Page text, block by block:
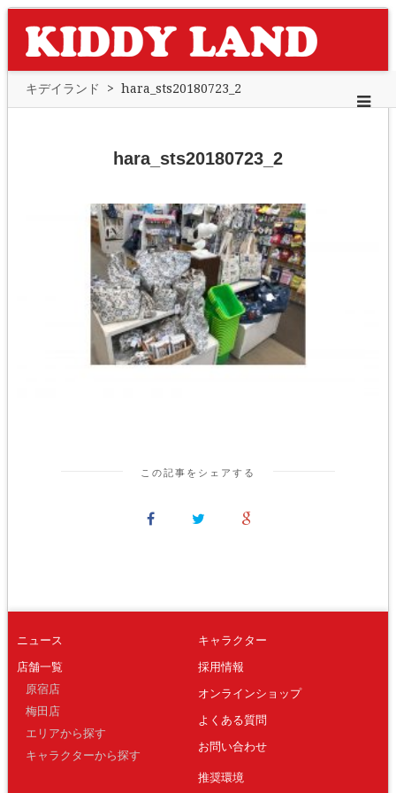
キデイランド > hara_sts20180723_2
hara_sts20180723_2
この記事をシェアする
ニュース
店舗一覧
原宿店
梅田店
エリアから探す
キャラクターから探す
キャラクター
採用情報
オンラインショップ
よくある質問
お問い合わせ
推奨環境